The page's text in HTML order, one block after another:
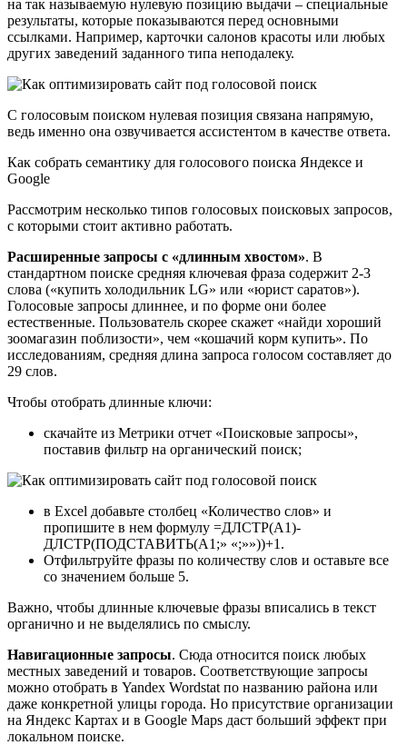
на так называемую нулевую позицию выдачи – специальные
результаты, которые показываются перед основными
ссылками. Например, карточки салонов красоты или любых
других заведений заданного типа неподалеку.
С голосовым поиском нулевая позиция связана напрямую,
ведь именно она озвучивается ассистентом в качестве ответа.
Как собрать семантику для голосового поиска Яндексе и
Google
Рассмотрим несколько типов голосовых поисковых запросов,
с которыми стоит активно работать.
Расширенные запросы с «длинным хвостом». В
стандартном поиске средняя ключевая фраза содержит 2-3
слова («купить холодильник LG» или «юрист саратов»).
Голосовые запросы длиннее, и по форме они более
естественные. Пользователь скорее скажет «найди хороший
зоомагазин поблизости», чем «кошачий корм купить». По
исследованиям, средняя длина запроса голосом составляет до
29 слов.
Чтобы отобрать длинные ключи:
скачайте из Метрики отчет «Поисковые запросы»,
поставив фильтр на органический поиск;
в Excel добавьте столбец «Количество слов» и
пропишите в нем формулу =ДЛСТР(A1)-
ДЛСТР(ПОДСТАВИТЬ(A1;» «;»»))+1.
Отфильтруйте фразы по количеству слов и оставьте все
со значением больше 5.
Важно, чтобы длинные ключевые фразы вписались в текст
органично и не выделялись по смыслу.
Навигационные запросы. Сюда относится поиск любых
местных заведений и товаров. Соответствующие запросы
можно отобрать в Yandex Wordstat по названию района или
даже конкретной улицы города. Но присутствие организации
на Яндекс Картах и в Google Maps даст больший эффект при
локальном поиске.